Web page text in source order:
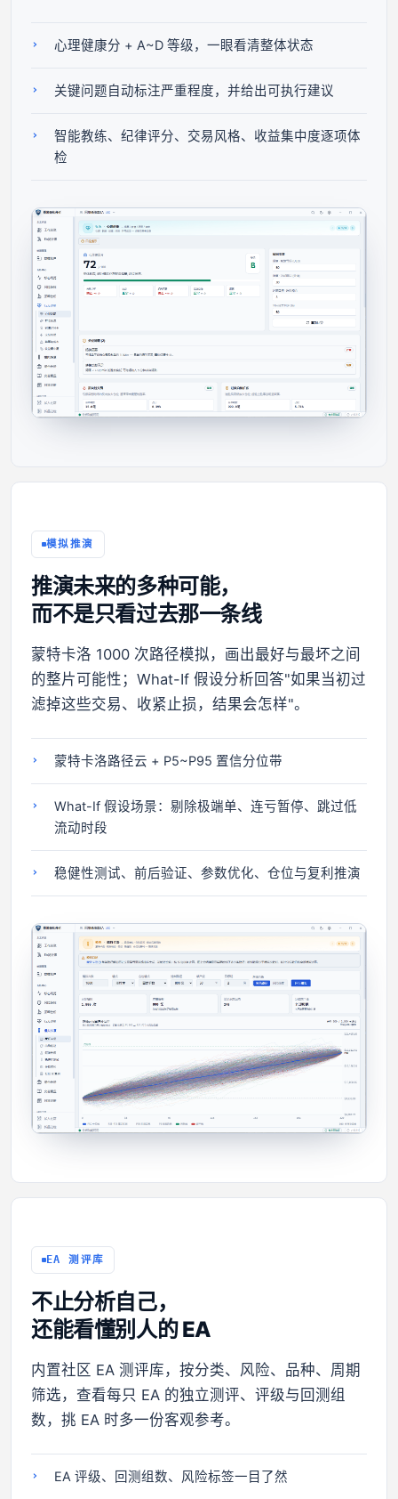
心理健康分 + A~D 等级，一眼看清整体状态
关键问题自动标注严重程度，并给出可执行建议
智能教练、纪律评分、交易风格、收益集中度逐项体
检
模拟推演
推演未来的多种可能，
而不是只看过去那一条线
蒙特卡洛 1000 次路径模拟，画出最好与最坏之间
的整片可能性；What-If 假设分析回答"如果当初过
滤掉这些交易、收紧止损，结果会怎样"。
蒙特卡洛路径云 + P5~P95 置信分位带
What-If 假设场景：剔除极端单、连亏暂停、跳过低
流动时段
稳健性测试、前后验证、参数优化、仓位与复利推演
EA 测评库
不止分析自己，
还能看懂别人的 EA
内置社区 EA 测评库，按分类、风险、品种、周期
筛选，查看每只 EA 的独立测评、评级与回测组
数，挑 EA 时多一份客观参考。
EA 评级、回测组数、风险标签一目了然